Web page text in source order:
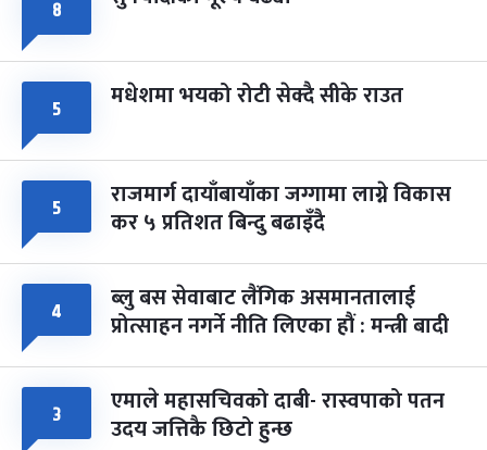
८
५ मधेशमा भयको रोटी सेक्दै सीके राउत
५ राजमार्ग दायाँबायाँका जग्गामा लाग्ने विकास
कर ५ प्रतिशत बिन्दु बढाइँदै
४ ब्लु बस सेवाबाट लैंगिक असमानतालाई
प्रोत्साहन नगर्ने नीति लिएका हौं : मन्त्री बादी
३ एमाले महासचिवको दाबी- रास्वपाको पतन
उदय जत्तिकै छिटो हुन्छ